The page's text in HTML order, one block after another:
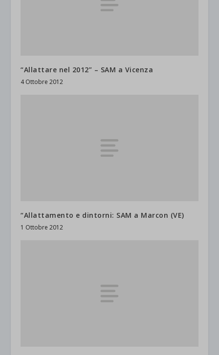
“Allattare nel 2012” – SAM a Vicenza
4 Ottobre 2012
“Allattamento e dintorni: SAM a Marcon (VE)
1 Ottobre 2012